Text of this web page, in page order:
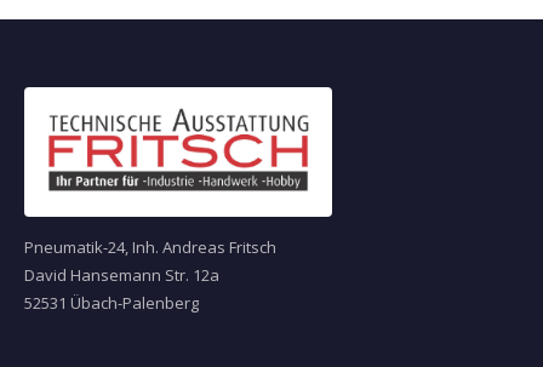
Pneumatik-24, Inh. Andreas Fritsch
David Hansemann Str. 12a
52531 Übach-Palenberg